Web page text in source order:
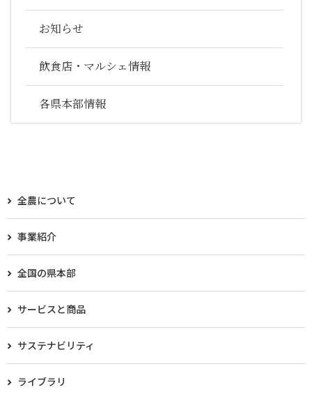
お知らせ
飲食店・マルシェ情報
各県本部情報
全農について
事業紹介
全国の県本部
サービスと商品
サステナビリティ
ライブラリ